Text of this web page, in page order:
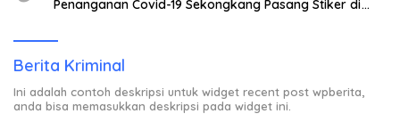
Penanganan Covid-19 Sekongkang Pasang Stiker di
Berita Kriminal
Ini adalah contoh deskripsi untuk widget recent post wpberita,
anda bisa memasukkan deskripsi pada widget ini.